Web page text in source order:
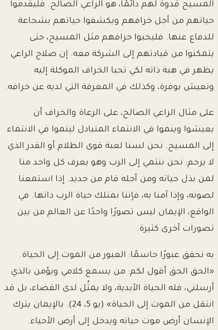
المسيح قدوة لهم دائمًا، هو الراعي الصالح. فليقدموا
حياتهم من أجل خرافهم ويكشفوا حياتهم بشجاعة
للدفاع عنها. فليحبوا خرافهم مثل المسيح، حتى
يتمكنوا من قيادتهم إلى الشركة معه. إن صلاح الراعي
يظهر في هبة ذاته لكي تحيا الخراف الموكلة إليه
وتعيش بوفرة، وكذلك في المعرفة التي لديه عن خرافه.
على مثال الراعي الصالح، على الرعاة والخراف أن
يعيشوا وينموا في الانتماء المتبادل لينموا في الانتماء
إلى المسيح. نحن لسنا لعبة قوى الظلام أو القدر الذي
لا يرحم: نحن ننتمي إلى الرب وهو يعرف كل واحد منا
لمن بذل حياته ومن أجله قام من جديد. إذا استمعنا
لصوته، وإذا آمنا به، فإننا نمتلك حياة الرب ذاتها. في
الواقع، الإيمان ليس تصورًا واحدًا عن العالم من بين
تصورات أخرى كثيرة.
به نحقق عبورًا حاسمًا: العبور من الموت إلى الحياة.
«الحق الحق أقول لكم: من يسمع كلامي ويؤمن بالذي
أرسلني، فله الحياة الأبدية، ولا يمثُل لدى القضاء، بل قد
انتقل من الموت إلى الحياة» (يو 5، 24). بالإيمان يترك
الإنسان أرض موت حياته ويدخل إلى أرض الأحياء.